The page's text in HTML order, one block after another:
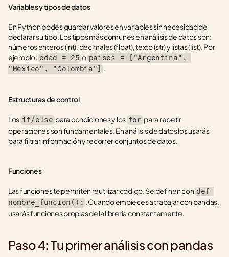
Variables y tipos de datos
En Python podés guardar valores en variables sin necesidad de
declarar su tipo. Los tipos más comunes en análisis de datos son:
números enteros (int), decimales (float), texto (str) y listas (list). Por
ejemplo: edad = 25 o paises = ["Argentina",
"México", "Colombia"] .
Estructuras de control
Los if/else para condiciones y los for para repetir
operaciones son fundamentales. En análisis de datos los usarás
para filtrar información y recorrer conjuntos de datos.
Funciones
Las funciones te permiten reutilizar código. Se definen con def
nombre_funcion(): . Cuando empieces a trabajar con pandas,
usarás funciones propias de la librería constantemente.
Paso 4: Tu primer análisis con pandas